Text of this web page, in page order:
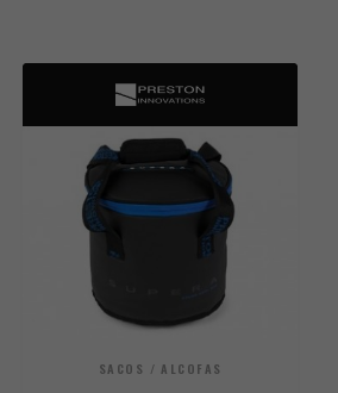
SACOS / ALCOFAS